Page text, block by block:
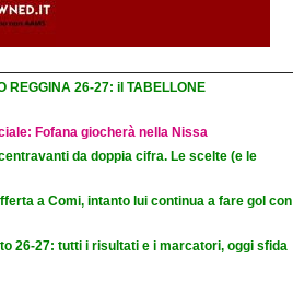
REGGINA 26-27: il TABELLONE
Fofana giocherà nella Nissa
da doppia cifra. Le scelte (e le
a Comi, intanto lui continua a fare gol con
26-27: tutti i risultati e i marcatori, oggi sfida